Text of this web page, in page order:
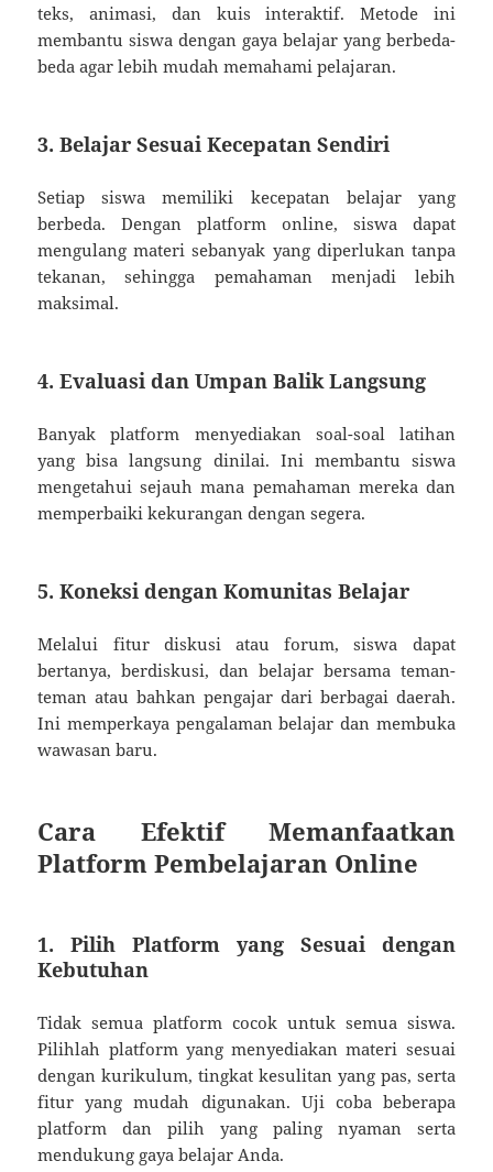
teks, animasi, dan kuis interaktif. Metode ini
membantu siswa dengan gaya belajar yang berbeda-
beda agar lebih mudah memahami pelajaran.
3.Belajar Sesuai Kecepatan Sendiri
Setiap siswa memiliki kecepatan belajar yang
berbeda. Dengan platform online, siswa dapat
mengulang materi sebanyak yang diperlukan tanpa
tekanan, sehingga pemahaman menjadi lebih
maksimal.
4.Evaluasi dan Umpan Balik Langsung
Banyak platform menyediakan soal-soal latihan
yang bisa langsung dinilai. Ini membantu siswa
mengetahui sejauh mana pemahaman mereka dan
memperbaiki kekurangan dengan segera.
5.Koneksi dengan Komunitas Belajar
Melalui fitur diskusi atau forum, siswa dapat
bertanya, berdiskusi, dan belajar bersama teman-
teman atau bahkan pengajar dari berbagai daerah.
Ini memperkaya pengalaman belajar dan membuka
wawasan baru.
Cara Efektif Memanfaatkan
Platform Pembelajaran Online
1.Pilih Platform yang Sesuai dengan
Kebutuhan
Tidak semua platform cocok untuk semua siswa.
Pilihlah platform yang menyediakan materi sesuai
dengan kurikulum, tingkat kesulitan yang pas, serta
fitur yang mudah digunakan. Uji coba beberapa
platform dan pilih yang paling nyaman serta
mendukung gaya belajar Anda.